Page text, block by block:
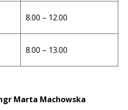
8.00 – 12.00
8.00 – 13.00
Marta Machowska